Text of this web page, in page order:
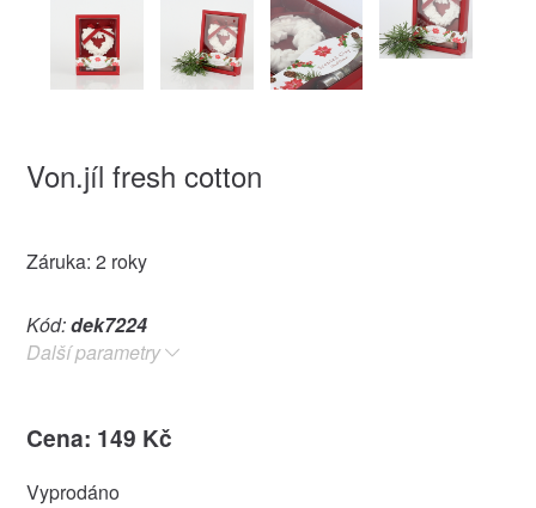
Von.jíl fresh cotton
Záruka: 2 roky
Kód:dek7224
Další parametry
Cena: 149 Kč
Vyprodáno